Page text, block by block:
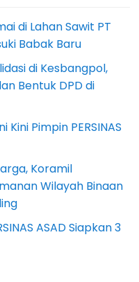
di Lahan Sawit PT
Babak Baru
di Kesbangpol,
Bentuk DPD di
Pimpin PERSINAS
Koramil
Wilayah Binaan
ASAD Siapkan 3